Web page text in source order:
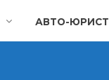
АВТО-ЮРИСТ